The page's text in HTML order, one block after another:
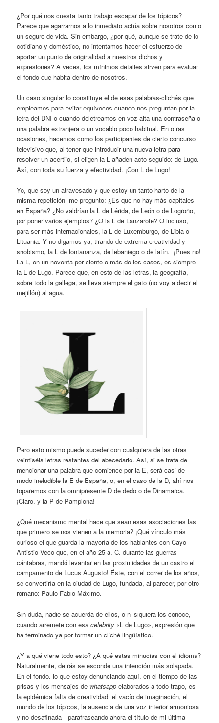
¿Por qué nos cuesta tanto trabajo escapar de los tópicos?
Parece que agarrarnos a lo inmediato actúa sobre nosotros como
un seguro de vida. Sin embargo, ¿por qué, aunque se trate de lo
cotidiano y doméstico, no intentamos hacer el esfuerzo de
aportar un punto de originalidad a nuestros dichos y
expresiones? A veces, los mínimos detalles sirven para evaluar
el fondo que habita dentro de nosotros.
Un caso singular lo constituye el de esas palabras-clichés que
empleamos para evitar equívocos cuando nos preguntan por la
letra del DNI o cuando deletreamos en voz alta una contraseña o
una palabra extranjera o un vocablo poco habitual. En otras
ocasiones, hacemos como los participantes de cierto concurso
televisivo que, al tener que introducir una nueva letra para
resolver un acertijo, si eligen la L añaden acto seguido: de Lugo.
Así, con toda su fuerza y efectividad. ¡Con L de Lugo!
Yo, que soy un atravesado y que estoy un tanto harto de la
misma repetición, me pregunto: ¿Es que no hay más capitales
en España? ¿No valdrían la L de Lérida, de León o de Logroño,
por poner varios ejemplos? ¿O la L de Lanzarote? O incluso,
para ser más internacionales, la L de Luxemburgo, de Libia o
Lituania. Y no digamos ya, tirando de extrema creatividad y
snobismo, la L de lontananza, de lebaniego o de latín. ¡Pues no!
La L, en un noventa por ciento o más de los casos, es siempre
la L de Lugo. Parece que, en esto de las letras, la geografía,
sobre todo la gallega, se lleva siempre el gato (no voy a decir el
mejillón) al agua.
Pero esto mismo puede suceder con cualquiera de las otras
veintiséis letras restantes del abecedario. Así, si se trata de
mencionar una palabra que comience por la E, será casi de
modo ineludible la E de España, o, en el caso de la D, ahí nos
toparemos con la omnipresente D de dedo o de Dinamarca.
¡Claro, y la P de Pamplona!
¿Qué mecanismo mental hace que sean esas asociaciones las
que primero se nos vienen a la memoria? ¡Qué vínculo más
curioso el que guarda la mayoría de los hablantes con Cayo
Antistio Veco que, en el año 25 a. C. durante las guerras
cántabras, mandó levantar en las proximidades de un castro el
campamento de Lucus Augusto! Éste, con el correr de los años,
se convertiría en la ciudad de Lugo, fundada, al parecer, por otro
romano: Paulo Fabio Máximo.
Sin duda, nadie se acuerda de ellos, o ni siquiera los conoce,
cuando arremete con esacelebrity «L de Lugo», expresión que
ha terminado ya por formar un cliché lingüístico.
¿Y a qué viene todo esto? ¿A qué estas minucias con el idioma?
Naturalmente, detrás se esconde una intención más solapada.
En el fondo, lo que estoy denunciando aquí, en el tiempo de las
prisas y los mensajes de whatsapp elaborados a todo trapo, es
la epidémica falta de creatividad, el vacío de imaginación, el
mundo de los tópicos, la ausencia de una voz interior armoniosa
y no desafinada ─parafraseando ahora el título de mi última